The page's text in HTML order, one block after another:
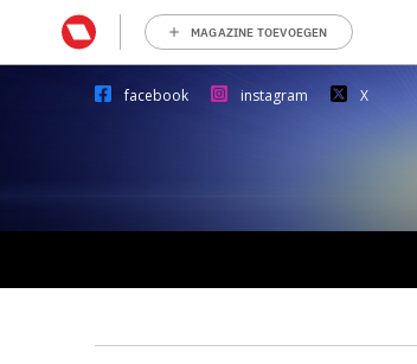
MAGAZINE TOEVOEGEN
facebook instagram X